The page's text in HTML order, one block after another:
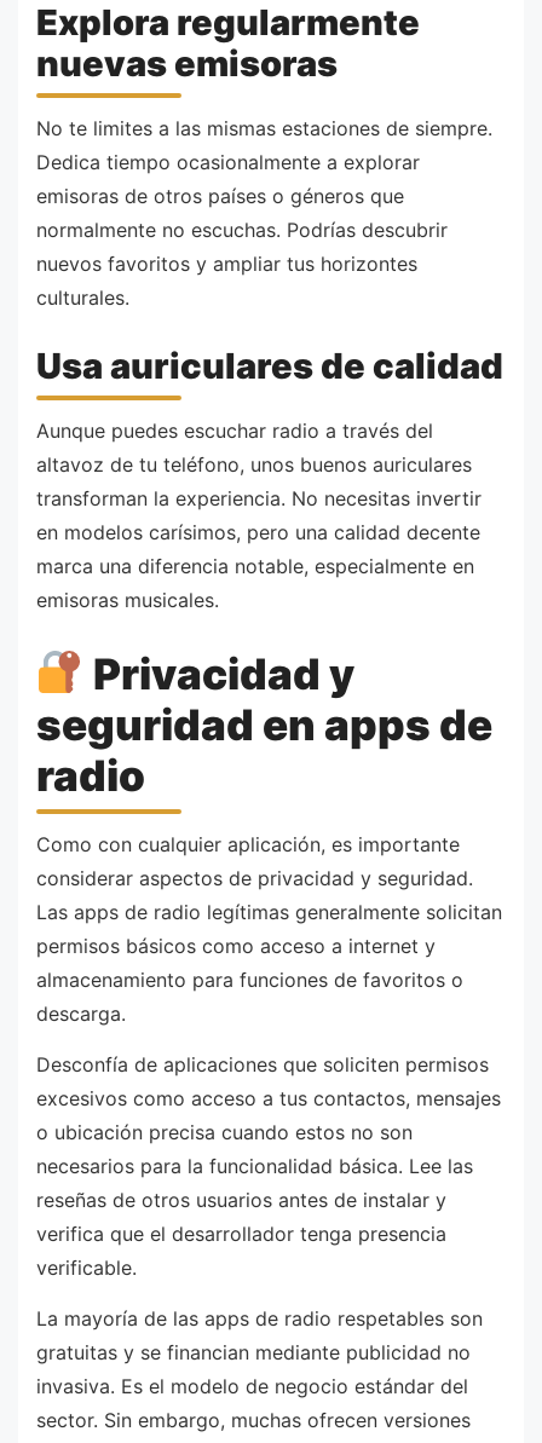
Explora regularmente
nuevas emisoras
No te limites a las mismas estaciones de siempre.
Dedica tiempo ocasionalmente a explorar
emisoras de otros países o géneros que
normalmente no escuchas. Podrías descubrir
nuevos favoritos y ampliar tus horizontes
culturales.
Usa auriculares de calidad
Aunque puedes escuchar radio a través del
altavoz de tu teléfono, unos buenos auriculares
transforman la experiencia. No necesitas invertir
en modelos carísimos, pero una calidad decente
marca una diferencia notable, especialmente en
emisoras musicales.
Privacidad y
seguridad en apps de
radio
Como con cualquier aplicación, es importante
considerar aspectos de privacidad y seguridad.
Las apps de radio legítimas generalmente solicitan
permisos básicos como acceso a internet y
almacenamiento para funciones de favoritos o
descarga.
Desconfía de aplicaciones que soliciten permisos
excesivos como acceso a tus contactos, mensajes
o ubicación precisa cuando estos no son
necesarios para la funcionalidad básica. Lee las
reseñas de otros usuarios antes de instalar y
verifica que el desarrollador tenga presencia
verificable.
La mayoría de las apps de radio respetables son
gratuitas y se financian mediante publicidad no
invasiva. Es el modelo de negocio estándar del
sector. Sin embargo, muchas ofrecen versiones